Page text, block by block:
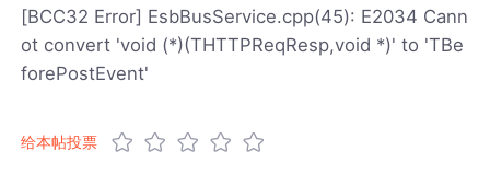
[BCC32 Error] EsbBusService.cpp(45): E2034 Cann
ot convert 'void (*)(THTTPReqResp,void *)' to 'TBe
forePostEvent'
给本帖投票